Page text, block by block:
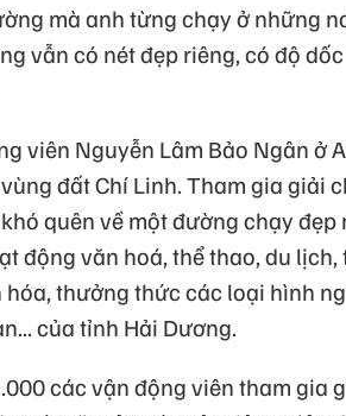
mà anh từng chạy ở những
vẫn có nét đẹp riêng, có độ
viên Nguyễn Lâm Bảo Ngân ở
đất Chí Linh. Tham gia giải
quên về một đường chạy
động văn hoá, thể thao, du
thưởng thức các loại hình
của tỉnh Hải Dương.
các vận động viên tham gia